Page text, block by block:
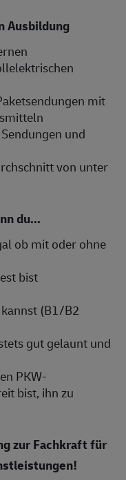
Ausbildung
mit
und
von unter
du...
ob mit oder ohne
bist
(B1/B2
gut gelaunt und
PKW-
bist, ihn zu
zur Fachkraft für